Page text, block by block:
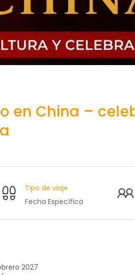
en China –
Tipo de viaje
Fecha Específica
2027